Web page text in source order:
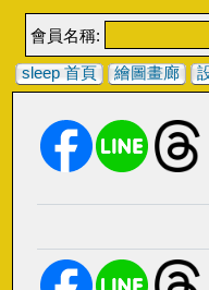
會員名稱:
sleep 首頁
繪圖畫廊